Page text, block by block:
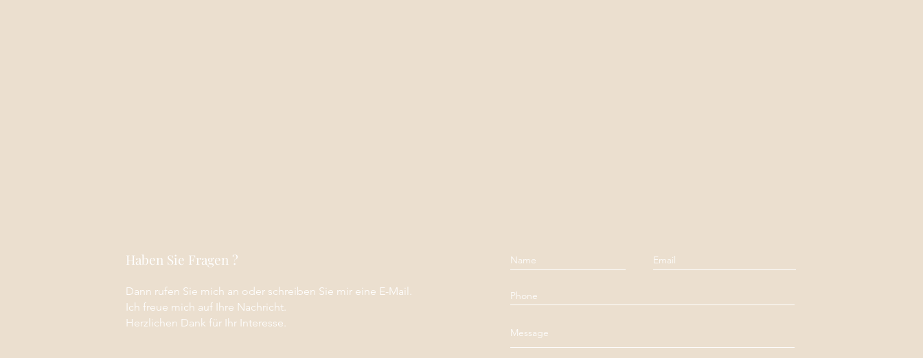
Haben Sie Fragen ?
Dann rufen Sie mich an oder schreiben Sie mir eine E-Mail.
Ich freue mich auf Ihre Nachricht.
Herzlichen Dank für Ihr Interesse.